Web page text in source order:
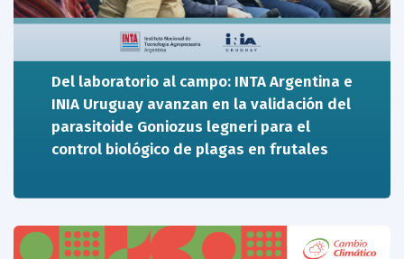
Del laboratorio al campo: INTA Argentina e
INIA Uruguay avanzan en la validación del
parasitoide Goniozus legneri para el
control biológico de plagas en frutales